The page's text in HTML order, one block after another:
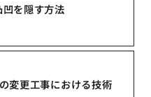
を隠す方法
変更工事における技術